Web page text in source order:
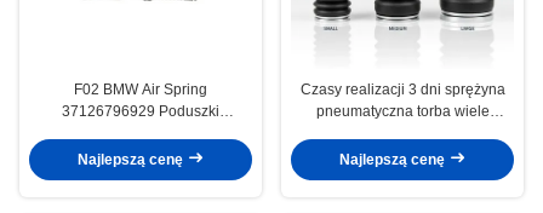
F02 BMW Air Spring
37126796929 Poduszki
Najlepszą cenę
Czasy realizacji 3 dni sprężyna
pneumatyczna torba wiele
wymagań pojazdu typ sprężyny
sprężyna pneumatyczna
Najlepszą cenę